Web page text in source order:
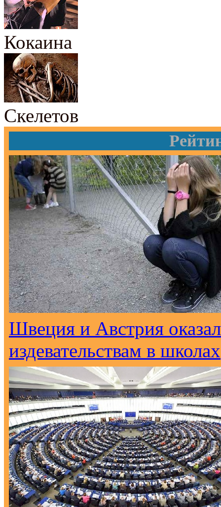
Кокаина
Скелетов
Швеция и Австрия
издевательствам в школах